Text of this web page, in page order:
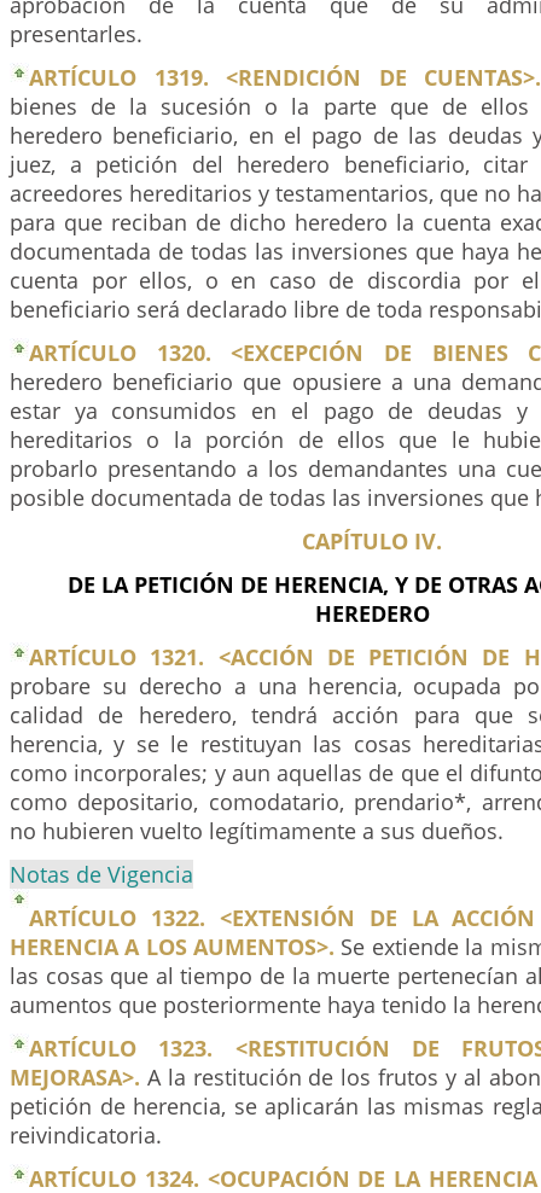
presentarles.
ARTÍCULO 1319. <RENDICIÓN DE CUENTAS>.
bienes de la sucesión o la parte que de ellos
heredero beneficiario, en el pago de las deudas
juez, a petición del heredero beneficiario,
acreedores hereditarios y testamentarios, que no
para que reciban de dicho heredero la cuenta
documentada de todas las inversiones que haya
cuenta por ellos, o en caso de discordia por
beneficiario será declarado libre de toda
ARTÍCULO 1320. <EXCEPCIÓN DE BIENES
heredero beneficiario que opusiere a una
estar ya consumidos en el pago de deudas y
hereditarios o la porción de ellos que le
probarlo presentando a los demandantes una
posible documentada de todas las inversiones que
CAPÍTULO IV.
DE LA PETICIÓN DE HERENCIA, Y DE OTRAS
HEREDERO
ARTÍCULO 1321. <ACCIÓN DE PETICIÓN DE
probare su derecho a una herencia, ocupada
calidad de heredero, tendrá acción para que
herencia, y se le restituyan las cosas
como incorporales; y aun aquellas de que el
como depositario, comodatario, prendario*,
no hubieren vuelto legítimamente a sus dueños.
Notas de Vigencia
ARTÍCULO 1322. <EXTENSIÓN DE LA
HERENCIA A LOS AUMENTOS>. Se extiende la
las cosas que al tiempo de la muerte pertenecían
aumentos que posteriormente haya tenido la
ARTÍCULO 1323. <RESTITUCIÓN DE
MEJORASA>. A la restitución de los frutos y al
petición de herencia, se aplicarán las mismas
reivindicatoria.
ARTÍCULO 1324. <OCUPACIÓN DE LA